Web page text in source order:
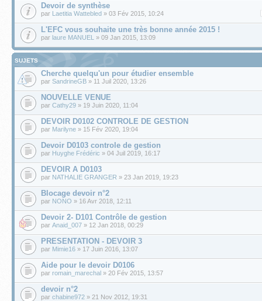
Devoir de synthèse
par Laetitia Wattebled » 03 Fév 2015, 10:24
L'EFC vous souhaite une très bonne année 2015 !
par laure MANUEL » 09 Jan 2015, 13:09
SUJETS
Cherche quelqu'un pour étudier ensemble
par SandrineGB » 11 Juil 2020, 13:26
NOUVELLE VENUE
par Cathy29 » 19 Juin 2020, 11:04
DEVOIR D0102 CONTROLE DE GESTION
par Marilyne » 15 Fév 2020, 19:04
Devoir D0103 controle de gestion
par Huyghe Frédéric » 04 Juil 2019, 16:17
DEVOIR A D0103
par NATHALIE GRANGER » 23 Jan 2019, 19:23
Blocage devoir n°2
par NONO » 16 Avr 2018, 12:11
Devoir 2- D101 Contrôle de gestion
par Anaid_007 » 12 Jan 2018, 00:29
PRESENTATION - DEVOIR 3
par Mimie16 » 17 Juin 2016, 13:07
Aide pour le devoir D0106
par romain_marechal » 20 Fév 2015, 13:57
devoir n°2
par chabine972 » 21 Nov 2012, 19:31